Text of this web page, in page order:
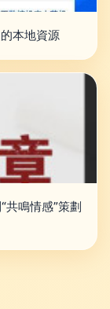
本地資源
共鳴情感”策劃